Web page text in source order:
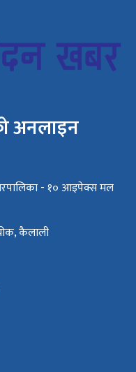
अनलाइन
- १० आइपेक्स मल
कैलाली